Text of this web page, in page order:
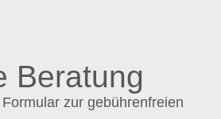
Beratung
zur gebührenfreien